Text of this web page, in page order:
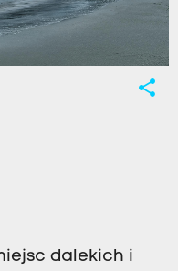
share
dalekich i